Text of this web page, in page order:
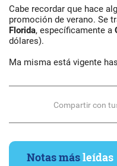
Cabe recordar que hace
promoción de verano. Se
Florida, específicamente a
dólares).
Ma misma está vigente
Compartir con
Notas másleídas